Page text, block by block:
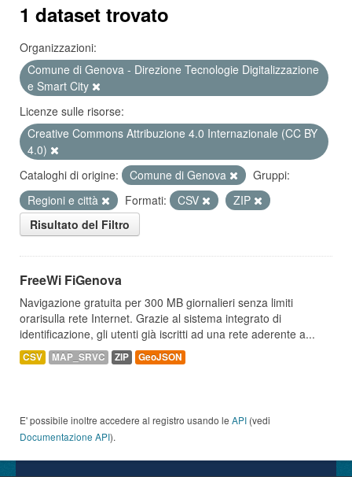
1 dataset trovato
Organizzazioni:
Comune di Genova - Direzione Tecnologie Digitalizzazione
e Smart City
Licenze sulle risorse:
Creative Commons Attribuzione 4.0 Internazionale (CC BY
4.0)
Cataloghi di origine:
Comune di Genova
Gruppi:
Regioni e città
Formati: CSV
ZIP
Risultato del Filtro
FreeWi FiGenova
Navigazione gratuita per 300 MB giornalieri senza limiti
orarisulla rete Internet. Grazie al sistema integrato di
identificazione, gli utenti già iscritti ad una rete aderente a...
CSV MAP_SRVC ZIP GeoJSON
E' possibile inoltre accedere al registro usando le API (vedi
Documentazione API).